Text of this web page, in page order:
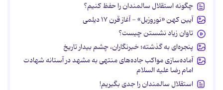
چگونه استقلال سالمندان را حفظ کنیم؟
آیین کهن «نوروزبل» - آغاز قرن ۱۷ دیلمی
تاوان زیاد نشستن چیست؟
پنجره‌ای به گذشته؛ خبرنگاران، چشم بیدار تاریخ
آماده‌سازی مواکب جاده‌های منتهی به مشهد در آستانه شهادت
امام رضا علیه السلام
استقلال سالمندان را جدی بگیریم!